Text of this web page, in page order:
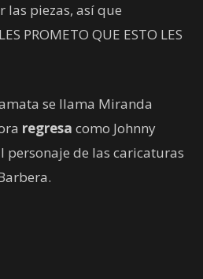
las piezas, así que
PROMETO QUE ESTO LES
se llama Miranda
regresa como Johnny
personaje de las caricaturas